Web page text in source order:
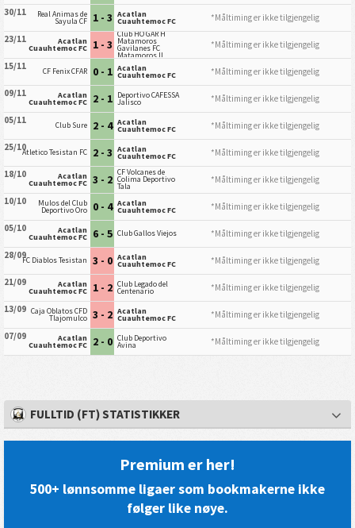
30/11
Real Animas de
Sayula CF 1 - 3 Acatlan
Cuauhtemoc FC
*Måltiming er ikke tilgjengelig
23/11
Acatlan
Cuauhtemoc FC 1 - 3
Club HO GAR H
Matamoros
Gavilanes FC
Matamoros II
*Måltiming er ikke tilgjengelig
15/11
CF Fenix CFAR 0 - 1 Acatlan
Cuauhtemoc FC
*Måltiming er ikke tilgjengelig
09/11
Acatlan
Cuauhtemoc FC 2 - 1 Deportivo CAFESSA
Jalisco
*Måltiming er ikke tilgjengelig
05/11
Club Sure 2 - 4 Acatlan
Cuauhtemoc FC
*Måltiming er ikke tilgjengelig
25/10Atletico Tesistan FC 2 - 3 Acatlan
Cuauhtemoc FC
*Måltiming er ikke tilgjengelig
18/10
Acatlan
Cuauhtemoc FC 3 - 2 CF Volcanes de
Colima Deportivo
Tala
*Måltiming er ikke tilgjengelig
10/10
Mulos del Club
Deportivo Oro 0 - 4 Acatlan
Cuauhtemoc FC
*Måltiming er ikke tilgjengelig
05/10
Acatlan
Cuauhtemoc FC 6 - 5 Club Gallos Viejos
*Måltiming er ikke tilgjengelig
28/09FC Diablos Tesistan 3 - 0 Acatlan
Cuauhtemoc FC
*Måltiming er ikke tilgjengelig
21/09
Acatlan
Cuauhtemoc FC 1 - 2 Club Legado del
Centenario
*Måltiming er ikke tilgjengelig
13/09 Caja Oblatos CFD
Tlajomulco 3 - 2 Acatlan
Cuauhtemoc FC
*Måltiming er ikke tilgjengelig
07/09
Acatlan
Cuauhtemoc FC 2 - 0 Club Deportivo
Avina *Måltiming er ikke tilgjengelig
FULLTID (FT) STATISTIKKER
Premium er her!
500+ lønnsomme ligaer som bookmakerne ikke
følger like nøye.